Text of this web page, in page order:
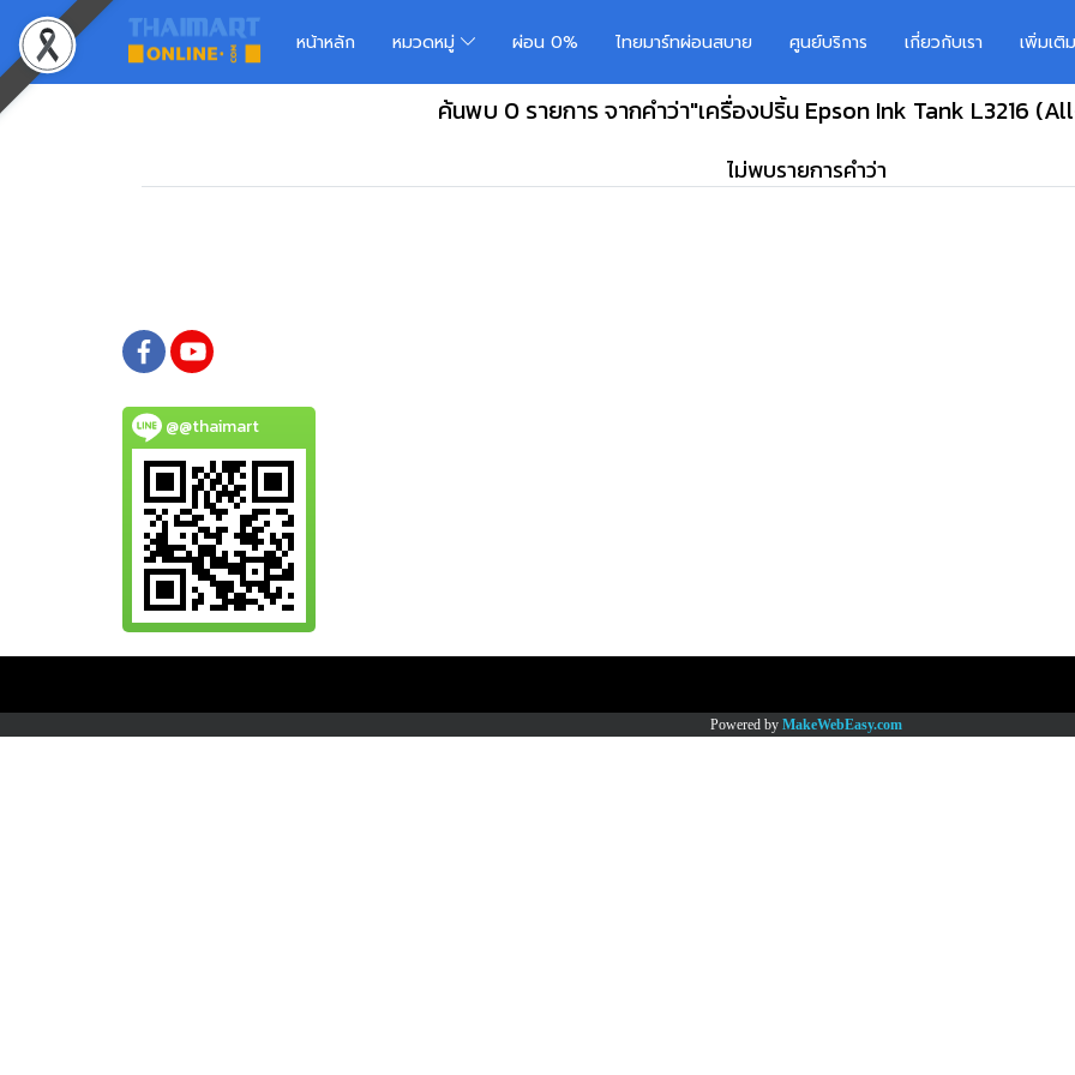
หน้าหลัก หมวดหมู่ ผ่อน 0% ไทยมาร์ทผ่อนสบาย ศูนย์บริการ เกี่ยวกับเรา เพิ่มเติม
ค้นพบ 0 รายการ จากคำว่า"เครื่องปริ้น Epson Ink Tank L3216
ไม่พบรายการคำว่า
@@thaimart
Powered by MakeWebEasy.com